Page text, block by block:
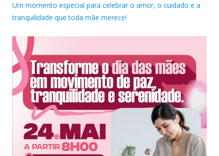
Um momento especial para celebrar o amor, o cuidado e a
tranquilidade que toda mãe merece!